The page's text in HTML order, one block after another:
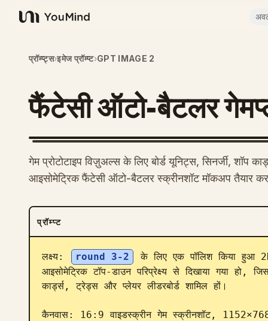
YouMind
प्रॉम्प्ट्स›इमेज प्रॉम्प्ट›GPT IMAGE 2
फैंटेसी ऑटो-बैटलर
गेम प्रोटोटाइप विज़ुअल्स के लिए बोर्ड यूनिट्स, सिनर्जी, शॉप
आइसोमेट्रिक फैंटेसी ऑटो-बैटलर स्क्रीनशॉट मॉकअप तैयार
प्रॉम्प्ट
लक्ष्य: round 3-2
के लिए एक पॉलिश किया हुआ
आइसोमेट्रिक टॉप-डाउन परिप्रेक्ष्य से दिखाया गया
कार्ड्स, ट्रेड्स और प्लेयर लीडरबोर्ड शामिल हों।
कैनवास: 16:9 वाइडस्क्रीन गेम स्क्रीनशॉट,